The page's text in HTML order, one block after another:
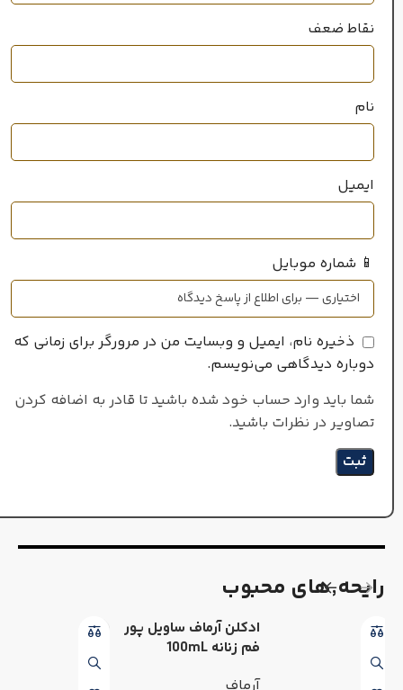
نقاط ضعف
نام
ایمیل
📱 شماره موبایل
ذخیره نام، ایمیل و وبسایت من در مرورگر برای زمانی که
دوباره دیدگاهی می‌نویسم.
شما باید وارد حساب خود شده باشید تا قادر به اضافه کردن
تصاویر در نظرات باشید.
رایحه٬های محبوب
ادکلن آرماف ساویل پور
فم زنانه 100mL